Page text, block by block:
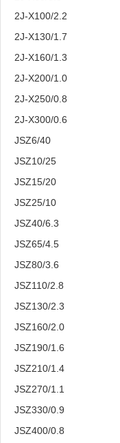
2J-X100/2.2
2J-X130/1.7
2J-X160/1.3
2J-X200/1.0
2J-X250/0.8
2J-X300/0.6
JSZ6/40
JSZ10/25
JSZ15/20
JSZ25/10
JSZ40/6.3
JSZ65/4.5
JSZ80/3.6
JSZ110/2.8
JSZ130/2.3
JSZ160/2.0
JSZ190/1.6
JSZ210/1.4
JSZ270/1.1
JSZ330/0.9
JSZ400/0.8